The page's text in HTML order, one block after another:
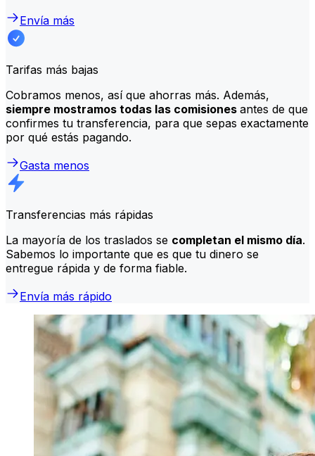
Envía más
Tarifas más bajas
Cobramos menos, así que ahorras más. Además,
siempre mostramos todas las comisiones antes de que
confirmes tu transferencia, para que sepas exactamente
por qué estás pagando.
Gasta menos
Transferencias más rápidas
La mayoría de los traslados se completan el mismo día.
Sabemos lo importante que es que tu dinero se
entregue rápida y de forma fiable.
Envía más rápido